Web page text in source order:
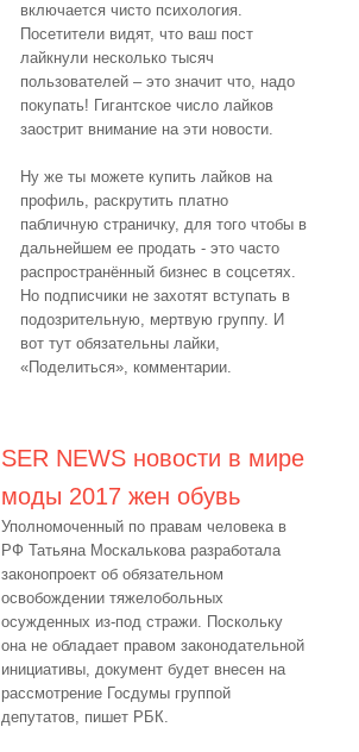
включается чисто психология.
Посетители видят, что ваш пост
лайкнули несколько тысяч
пользователей – это значит что, надо
покупать! Гигантское число лайков
заострит внимание на эти новости.
Ну же ты можете купить лайков на
профиль, раскрутить платно
пабличную страничку, для того чтобы в
дальнейшем ее продать - это часто
распространённый бизнес в соцсетях.
Но подписчики не захотят вступать в
подозрительную, мертвую группу. И
вот тут обязательны лайки,
«Поделиться», комментарии.
SER NEWS новости в мире
моды 2017 жен обувь
Уполномоченный по правам человека в
РФ Татьяна Москалькова разработала
законопроект об обязательном
освобождении тяжелобольных
осужденных из-под стражи. Поскольку
она не обладает правом законодательной
инициативы, документ будет внесен на
рассмотрение Госдумы группой
депутатов, пишет РБК.